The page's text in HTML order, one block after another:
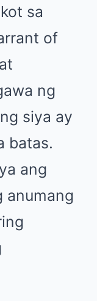
sa
of
ng
siya ay
batas.
ang
anumang